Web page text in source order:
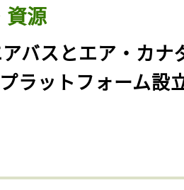
資源
アバスとエア・カナ
ラットフォーム設